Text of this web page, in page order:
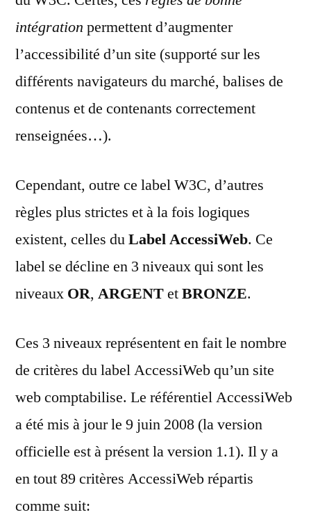
intégration permettent d’augmenter
l’accessibilité d’un site (supporté sur les
différents navigateurs du marché, balises de
contenus et de contenants correctement
renseignées…).
Cependant, outre ce label W3C, d’autres
règles plus strictes et à la fois logiques
existent, celles duLabel AccessiWeb. Ce
label se décline en 3 niveaux qui sont les
niveaux OR, ARGENTetBRONZE.
Ces 3 niveaux représentent en fait le nombre
de critères du label AccessiWeb qu’un site
web comptabilise. Le référentiel AccessiWeb
a été mis à jour le 9 juin 2008 (la version
officielle est à présent la version 1.1). Il y a
en tout 89 critères AccessiWeb répartis
comme suit: